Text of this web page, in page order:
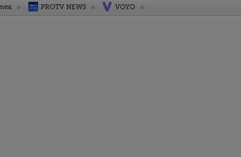
PROTV NEWS VOYO